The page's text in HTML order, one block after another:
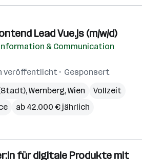
Lead Vue.js​ (m/w/d)
Information & Communication
veröffentlicht
Gesponsert
,Wernberg,Wien
Vollzeit
ab 42.000 € jährlich
für digitale Produkte mit